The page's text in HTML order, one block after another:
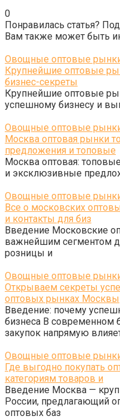
0
Понравилась статья?
Вам также может быть
Овощные оптовые
Крупнейшие оптовые
бизнес-секреты
Крупнейшие оптовые
успешному бизнесу и
Овощные оптовые
Москва оптовая рынки
предложения и топовые
Москва оптовая:
и эксклюзивные
Овощные оптовые
Все о московских
и контакты для биз
Введение Московские
важнейшим сегментом
розницы и
Овощные оптовые
Открываем секреты
оптовых рынках Москвы
Введение: почему
бизнеса В современном
закупок напрямую
Овощные оптовые
Где выгодно покупать
категориям товаров и
Введение Москва —
России, предлагающий
оптовых баз